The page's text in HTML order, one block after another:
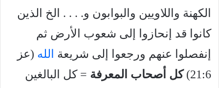
الكهنة واللاويين والبوابون و. . . . الخ الذين
كانوا قد إنحازوا إلى شعوب الأرض ثم
إنفصلوا عنهم ورجعوا إلى شريعة
الله (عز
21:6) كل أصحاب المعرفة = كل البالغين